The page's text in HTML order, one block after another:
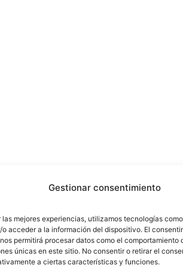
Gestionar consentimiento
las mejores experiencias, utilizamos tecnologías
o acceder a la información del dispositivo. El
permitirá procesar datos como el comportamiento
únicas en este sitio. No consentir o retirar el
a ciertas características y funciones.